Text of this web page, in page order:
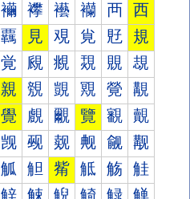
襺 襻 襼 襽 襾 西
覊 見 覌 覍 覎 規
覚 覛 覜 覝 覞 覟
親 覫 覬 覭 覮 覯
覺 覻 覼 覽 覾 覿
觊 觋 觌 觍 觎 觏
觚 觛 觜 觝 觞 觟
觪 觫 觬 觭 觮 觯